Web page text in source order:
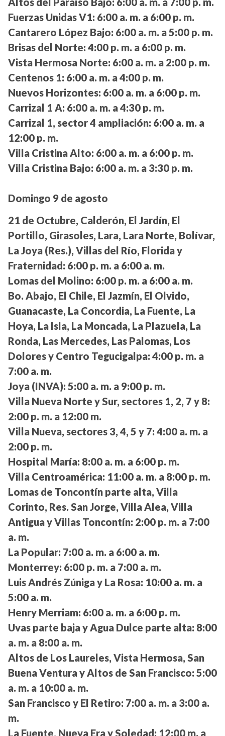
Fuerzas Unidas V1: 6:00 a. m. a 6:00 p. m.
Cantarero López Bajo: 6:00 a. m. a 5:00 p. m.
Brisas del Norte: 4:00 p. m. a 6:00 p. m.
Vista Hermosa Norte: 6:00 a. m. a 2:00 p. m.
Centenos 1: 6:00 a. m. a 4:00 p. m.
Nuevos Horizontes: 6:00 a. m. a 6:00 p. m.
Carrizal 1 A: 6:00 a. m. a 4:30 p. m.
Carrizal 1, sector 4 ampliación: 6:00 a. m. a
12:00 p. m.
Villa Cristina Alto: 6:00 a. m. a 6:00 p. m.
Villa Cristina Bajo: 6:00 a. m. a 3:30 p. m.
Domingo 9 de agosto
21 de Octubre, Calderón, El Jardín, El
Portillo, Girasoles, Lara, Lara Norte, Bolívar,
La Joya (Res.), Villas del Río, Florida y
Fraternidad: 6:00 p. m. a 6:00 a. m.
Lomas del Molino: 6:00 p. m. a 6:00 a. m.
Bo. Abajo, El Chile, El Jazmín, El Olvido,
Guanacaste, La Concordia, La Fuente, La
Hoya, La Isla, La Moncada, La Plazuela, La
Ronda, Las Mercedes, Las Palomas, Los
Dolores y Centro Tegucigalpa: 4:00 p. m. a
7:00 a. m.
Joya (INVA): 5:00 a. m. a 9:00 p. m.
Villa Nueva Norte y Sur, sectores 1, 2, 7 y 8:
2:00 p. m. a 12:00 m.
Villa Nueva, sectores 3, 4, 5 y 7: 4:00 a. m. a
2:00 p. m.
Hospital María: 8:00 a. m. a 6:00 p. m.
Villa Centroamérica: 11:00 a. m. a 8:00 p. m.
Lomas de Toncontín parte alta, Villa
Corinto, Res. San Jorge, Villa Alea, Villa
Antigua y Villas Toncontín: 2:00 p. m. a 7:00
a. m.
La Popular: 7:00 a. m. a 6:00 a. m.
Monterrey: 6:00 p. m. a 7:00 a. m.
Luis Andrés Zúniga y La Rosa: 10:00 a. m. a
5:00 a. m.
Henry Merriam: 6:00 a. m. a 6:00 p. m.
Uvas parte baja y Agua Dulce parte alta: 8:00
a. m. a 8:00 a. m.
Altos de Los Laureles, Vista Hermosa, San
Buena Ventura y Altos de San Francisco: 5:00
a. m. a 10:00 a. m.
San Francisco y El Retiro: 7:00 a. m. a 3:00 a.
m.
La Fuente, Nueva Era y Soledad: 12:00 m. a